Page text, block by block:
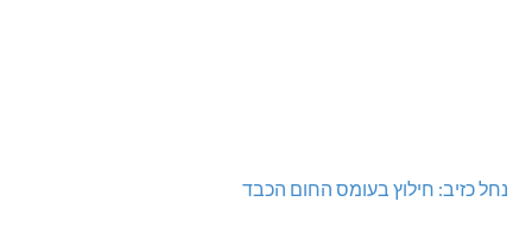
נחל כזיב: חילוץ בעומס החום הכבד